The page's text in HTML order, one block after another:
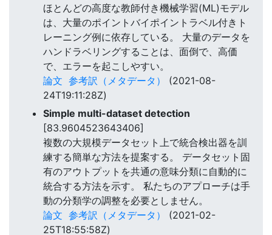
ほとんどの高度な教師付き機械学習(ML)モデル
は、大量のポイントバイポイントラベル付きト
レーニング例に依存している。 大量のデータを
ハンドラベリングすることは、面倒で、高価
で、エラーを起こしやすい。
論文 参考訳（メタデータ）
(2021-08-
24T19:11:28Z)
Simple multi-dataset detection
[83.9604523643406]
複数の大規模データセット上で統合検出器を訓
練する簡単な方法を提案する。 データセット固
有のアウトプットを共通の意味分類に自動的に
統合する方法を示す。 私たちのアプローチは手
動の分類学の調整を必要としません。
論文 参考訳（メタデータ）
(2021-02-
25T18:55:58Z)